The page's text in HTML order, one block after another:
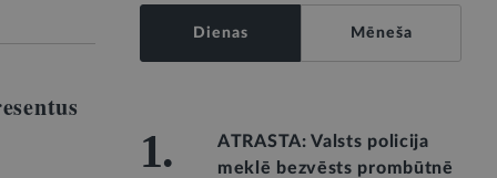
Dienas Mēneša
1.
ATRASTA: Valsts policija
meklē bezvēsts prombūtnē